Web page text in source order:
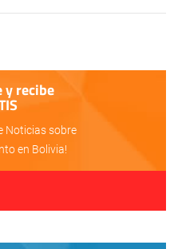
y recibe
Noticias sobre
en Bolivia!